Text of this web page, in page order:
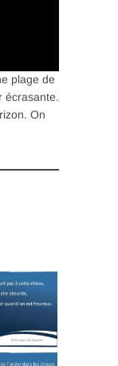
plage de
écrasante.
On